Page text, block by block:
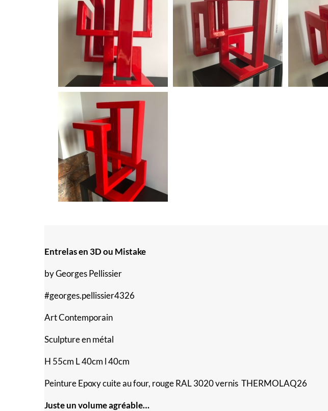
Entrelas en 3D ou Mistake
by Georges Pellissier
#georges.pellissier4326
Art Contemporain
Sculpture en métal
H 55cm L 40cm l 40cm
Peinture Epoxy cuite au four, rouge RAL 3020 vernis THERMOLAQ26
Juste un volume agréable…